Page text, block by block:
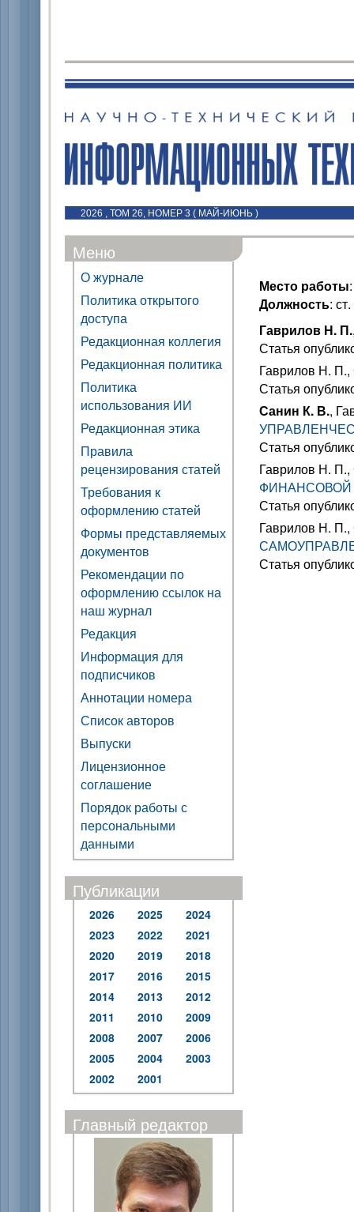
2026 , ТОМ 26, НОМЕР 3 ( МАЙ-ИЮНЬ )
Меню
О журнале
Политика открытого
доступа
Редакционная коллегия
Редакционная политика
Политика
использования ИИ
Редакционная этика
Правила
рецензирования статей
Требования к
оформлению статей
Формы представляемых
документов
Рекомендации по
оформлению ссылок на
наш журнал
Редакция
Информация для
подписчиков
Аннотации номера
Список авторов
Выпуски
Лицензионное
соглашение
Порядок работы с
персональными
данными
Публикации
2026 2025
2024
2023
2022
2021
2020
2019
2018
2017
2016
2015
2014
2013
2012
2011
2010
2009
2008
2007
2006
2005
2004
2003
2002
2001
Главный редактор
Место работы
Должность:
Гаврилов Н. П.
Статья
Гаврилов Н.
Статья
Санин К. В.,
Статья
Гаврилов Н.
Статья
Гаврилов Н.
Статья